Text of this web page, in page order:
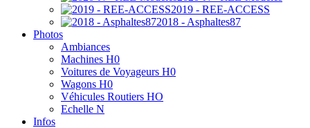
2019 - REE-ACCESS
2018 - Asphaltes87
Photos
Ambiances
Machines H0
Voitures de Voyageurs H0
Wagons H0
Véhicules Routiers HO
Echelle N
Infos